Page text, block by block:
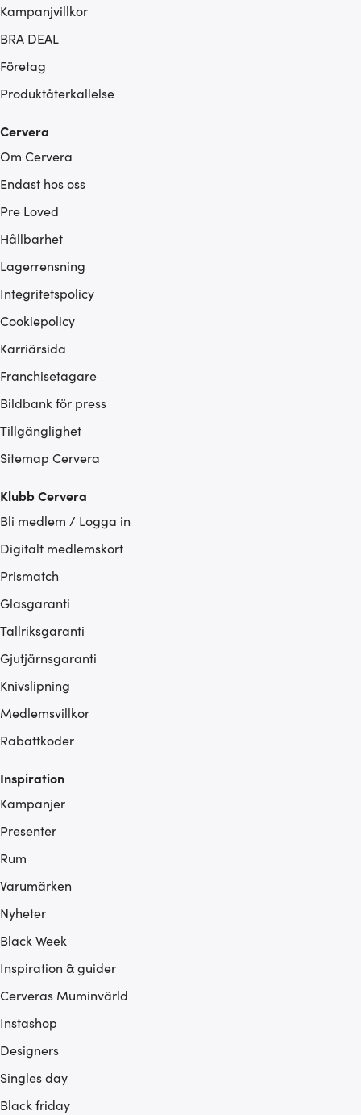
Kampanjvillkor
BRA DEAL
Företag
Produktåterkallelse
Cervera
Om Cervera
Endast hos oss
Pre Loved
Hållbarhet
Lagerrensning
Integritetspolicy
Cookiepolicy
Karriärsida
Franchisetagare
Bildbank för press
Tillgänglighet
Sitemap Cervera
Klubb Cervera
Bli medlem / Logga in
Digitalt medlemskort
Prismatch
Glasgaranti
Tallriksgaranti
Gjutjärnsgaranti
Knivslipning
Medlemsvillkor
Rabattkoder
Inspiration
Kampanjer
Presenter
Rum
Varumärken
Nyheter
Black Week
Inspiration & guider
Cerveras Muminvärld
Instashop
Designers
Singles day
Black friday